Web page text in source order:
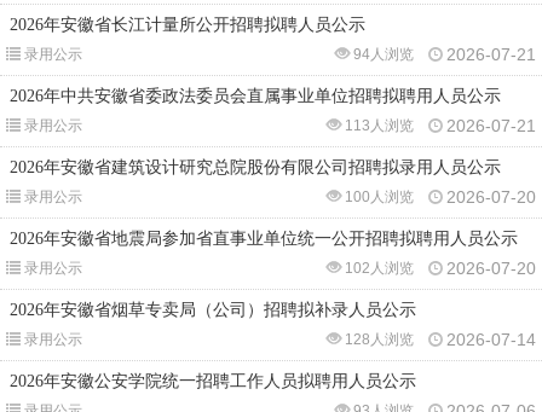
2026年安徽省长江计量所公开招聘拟聘人员公示
录用公示 2026-07-21
94人浏览
2026年中共安徽省委政法委员会直属事业单位招聘拟聘用人员公示
录用公示 2026-07-21
113人浏览
2026年安徽省建筑设计研究总院股份有限公司招聘拟录用人员公示
录用公示 2026-07-20
100人浏览
2026年安徽省地震局参加省直事业单位统一公开招聘拟聘用人员公示
录用公示 2026-07-20
102人浏览
2026年安徽省烟草专卖局（公司）招聘拟补录人员公示
录用公示 2026-07-14
128人浏览
2026年安徽公安学院统一招聘工作人员拟聘用人员公示